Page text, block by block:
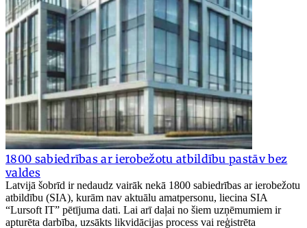
1800 sabiedrības ar ierobežotu atbildību pastāv bez
valdes
Latvijā šobrīd ir nedaudz vairāk nekā 1800 sabiedrības ar ierobežotu
atbildību (SIA), kurām nav aktuālu amatpersonu, liecina SIA
“Lursoft IT” pētījuma dati. Lai arī daļai no šiem uzņēmumiem ir
apturēta darbība, uzsākts likvidācijas process vai reģistrēta